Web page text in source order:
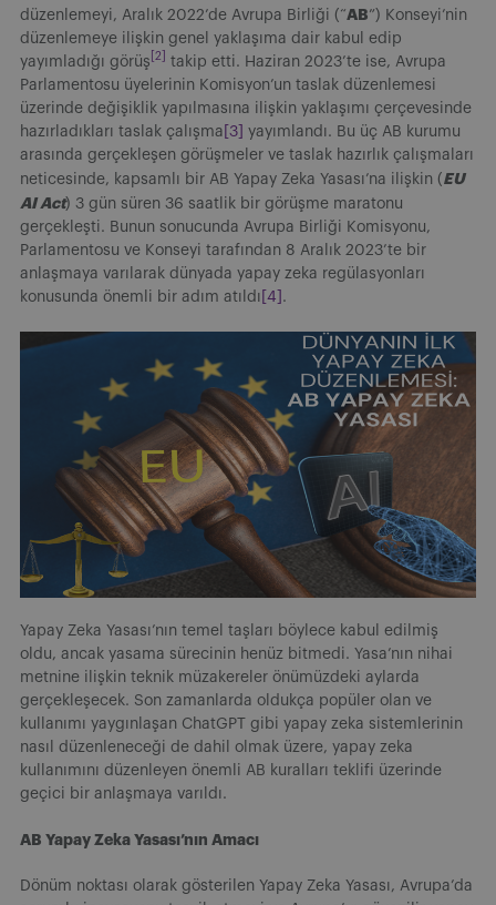
düzenlemeyi, Aralık 2022’de Avrupa Birliği (“AB”) Konseyi’nin
düzenlemeye ilişkin genel yaklaşıma dair kabul edip
yayımladığı görüş [2]
takip etti. Haziran 2023’te ise, Avrupa
Parlamentosu üyelerinin Komisyon’un taslak düzenlemesi
üzerinde değişiklik yapılmasına ilişkin yaklaşımı çerçevesinde
hazırladıkları taslak çalışma [3]
yayımlandı. Bu üç AB kurumu
arasında gerçekleşen görüşmeler ve taslak hazırlık çalışmaları
neticesinde, kapsamlı bir AB Yapay Zeka Yasası’na ilişkin (EU
AI Act) 3 gün süren 36 saatlik bir görüşme maratonu
gerçekleşti. Bunun sonucunda Avrupa Birliği Komisyonu,
Parlamentosu ve Konseyi tarafından 8 Aralık 2023’te bir
anlaşmaya varılarak dünyada yapay zeka regülasyonları
konusunda önemli bir adım atıldı [4] .
Yapay Zeka Yasası’nın temel taşları böylece kabul edilmiş
oldu, ancak yasama sürecinin henüz bitmedi. Yasa’nın nihai
metnine ilişkin teknik müzakereler önümüzdeki aylarda
gerçekleşecek. Son zamanlarda oldukça popüler olan ve
kullanımı yaygınlaşan ChatGPT gibi yapay zeka sistemlerinin
nasıl düzenleneceği de dahil olmak üzere, yapay zeka
kullanımını düzenleyen önemli AB kuralları teklifi üzerinde
geçici bir anlaşmaya varıldı.
AB Yapay Zeka Yasası’nın Amacı
Dönüm noktası olarak gösterilen Yapay Zeka Yasası, Avrupa’da